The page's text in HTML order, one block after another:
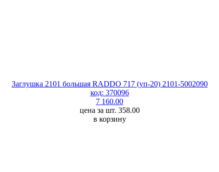
Заглушка 2101 большая RADDO 717 (уп-20) 2101-5002090
код: 370096
7 160.00
цена за шт. 358.00
в корзину